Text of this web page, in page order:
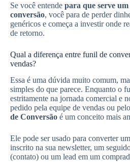
Se você entende para que serve
conversão, você para de perder
genéricos e começa a investir onde
de retorno.
Qual a diferença entre funil de
vendas?
Essa é uma dúvida muito comum,
simples do que parece. Enquanto o
estritamente na jornada comercial e
pedido pela equipe de vendas ou
de Conversão é um conceito mais
Ele pode ser usado para converter
inscrito na sua newsletter, um
(contato) ou um lead em um